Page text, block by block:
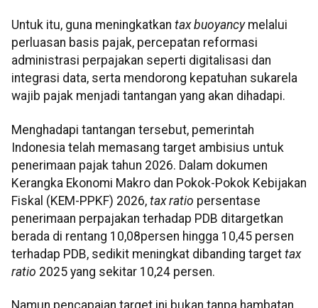
Untuk itu, guna meningkatkan tax buoyancymelalui
perluasan basis pajak, percepatan reformasi
administrasi perpajakan seperti digitalisasi dan
integrasi data, serta mendorong kepatuhan sukarela
wajib pajak menjadi tantangan yang akan dihadapi.
Menghadapi tantangan tersebut, pemerintah
Indonesia telah memasang target ambisius untuk
penerimaan pajak tahun 2026. Dalam dokumen
Kerangka Ekonomi Makro dan Pokok-Pokok Kebijakan
Fiskal (KEM-PPKF) 2026, tax ratio persentase
penerimaan perpajakan terhadap PDB ditargetkan
berada di rentang 10,08persen hingga 10,45 persen
terhadap PDB, sedikit meningkat dibanding target tax
ratio 2025 yang sekitar 10,24 persen.
Namun pencapaian target ini bukan tanpa hambatan.